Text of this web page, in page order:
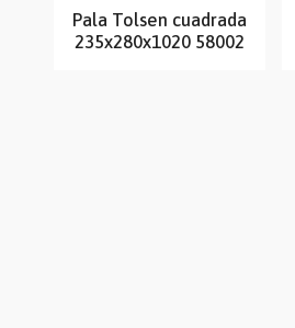
Pala Tolsen cuadrada
235x280x1020 58002